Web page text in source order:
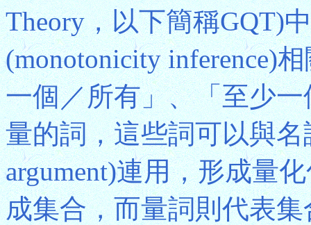
Theory，以下簡稱GQT)
(monotonicity inference)
一個／所有」、「至少
量的詞，這些詞可以與
argument)連用，形成量
成集合，而量詞則代表